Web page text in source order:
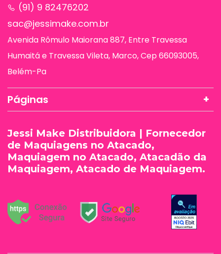
(91) 9 82476202
sac@jessimake.com.br
Avenida Rômulo Maiorana 887, Entre Travessa
Humaitá e Travessa Vileta, Marco, Cep 66093005,
Belém-Pa
Páginas
Jessi Make Distribuidora | Fornecedor
de Maquiagens no Atacado,
Maquiagem no Atacado, Atacadão da
Maquiagem, Atacado de Maquiagem.